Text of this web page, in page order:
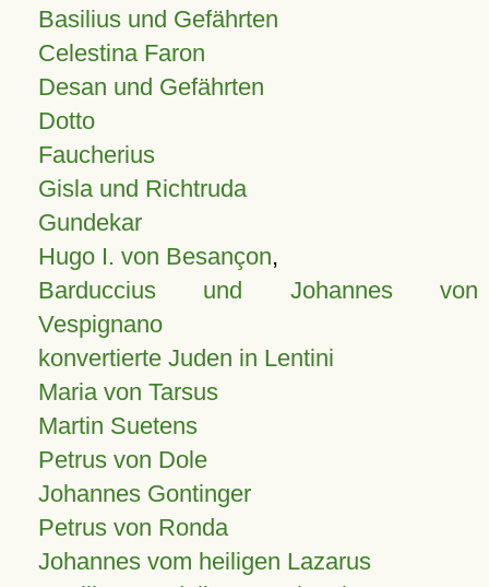
Basilius und Gefährten
Celestina Faron
Desan und Gefährten
Dotto
Faucherius
Gisla und Richtruda
Gundekar
Hugo I. von Besançon,
Barduccius und Johannes von
Vespignano
konvertierte Juden in Lentini
Maria von Tarsus
Martin Suetens
Petrus von Dole
Johannes Gontinger
Petrus von Ronda
Johannes vom heiligen Lazarus